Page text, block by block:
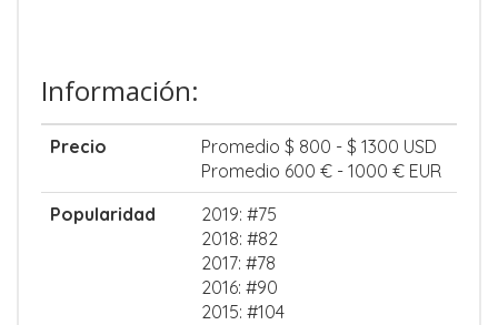
Información:
Precio
Promedio $ 800 - $ 1300 USD
Promedio 600 € - 1000 € EUR
Popularidad
2019: #75
2018: #82
2017: #78
2016: #90
2015: #104